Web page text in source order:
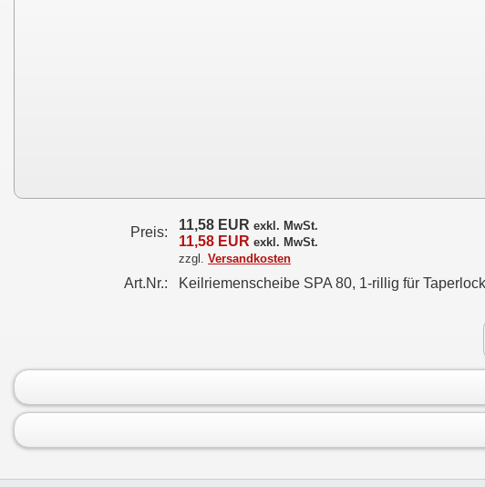
Preis: 11,58 EUR exkl. MwSt.
11,58 EUR exkl. MwSt.
zzgl. Versandkosten
Art.Nr.: Keilriemenscheibe SPA 80, 1-rillig für